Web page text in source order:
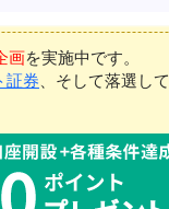
画を実施中です。
証券 、そして落選し